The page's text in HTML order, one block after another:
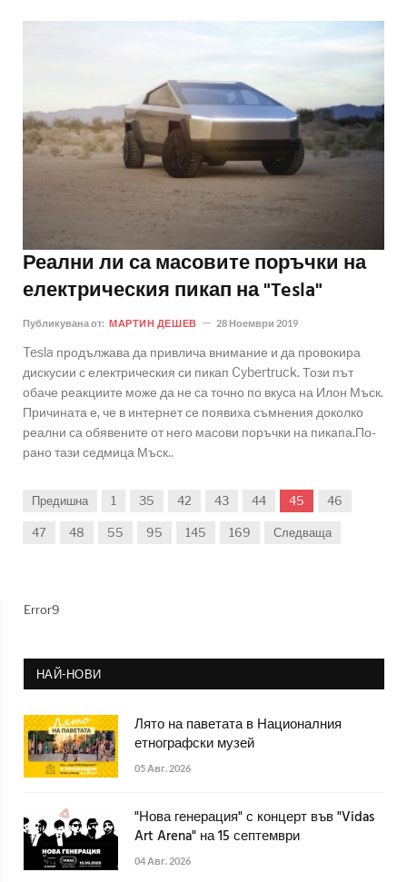
Реални ли са масовите поръчки на
електрическия пикап на "Tesla"
Публикувана от: МАРТИН ДЕШЕВ 28 Ноември 2019
Tesla продължава да привлича внимание и да провокира
дискусии с електрическия си пикап Cybertruck. Този път
обаче реакциите може да не са точно по вкуса на Илон Мъск.
Причината е, че в интернет се появиха съмнения доколко
реални са обявените от него масови поръчки на пикапа.По-
рано тази седмица Мъск..
Предишна 1 35 42 43 44 45 46
47 48 55 95 145 169 Следваща
Error9
НАЙ-НОВИ
Лято на паветата в Националния
етнографски музей
05 Авг. 2026
"Нова генерация" с концерт във "Vidas
Art Arena" на 15 септември
04 Авг. 2026